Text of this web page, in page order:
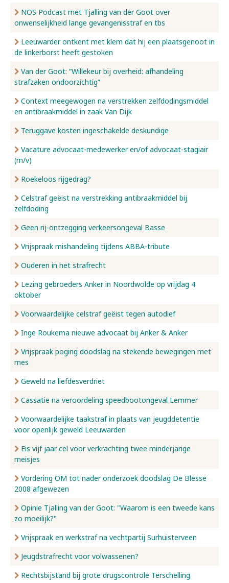
NOS Podcast met Tjalling van der Goot over
onwenselijkheid lange gevangenisstraf en tbs
Leeuwarder ontkent met klem dat hij een plaatsgenoot in
de linkerborst heeft gestoken
Van der Goot: “Willekeur bij overheid: afhandeling
strafzaken ondoorzichtig”
Context meegewogen na verstrekken zelfdodingsmiddel
en antibraakmiddel in zaak Van Dijk
Teruggave kosten ingeschakelde deskundige
Vacature advocaat-medewerker en/of advocaat-stagiair
(m/v)
Roekeloos rijgedrag?
Celstraf geëist na verstrekking antibraakmiddel bij
zelfdoding
Geen rij-ontzegging verkeersongeval Basse
Vrijspraak mishandeling tijdens ABBA-tribute
Ouderen in het strafrecht
Lezing gebroeders Anker in Noordwolde op vrijdag 4
oktober
Voorwaardelijke celstraf geëist tegen autodief
Inge Roukema nieuwe advocaat bij Anker & Anker
Vrijspraak poging doodslag na stekende bewegingen met
mes
Geweld na liefdesverdriet
Cassatie na veroordeling speedbootongeval Lemmer
Voorwaardelijke taakstraf in plaats van jeugddetentie
voor openlijk geweld Leeuwarden
Eis vijf jaar cel voor verkrachting twee minderjarige
meisjes
Vordering OM tot nader onderzoek doodslag De Blesse
2008 afgewezen
Opinie Tjalling van der Goot: "Waarom is een tweede kans
zo moeilijk?"
Vrijspraak en werkstraf na vechtpartij Surhuisterveen
Jeugdstrafrecht voor volwassenen?
Rechtsbijstand bij grote drugscontrole Terschelling